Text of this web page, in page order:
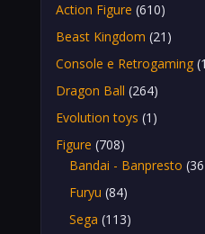
Action Figure (610)
Beast Kingdom (21)
Console e Retrogaming
Dragon Ball (264)
Evolution toys (1)
Figure (708)
Bandai - Banpresto
Furyu (84)
Sega (113)